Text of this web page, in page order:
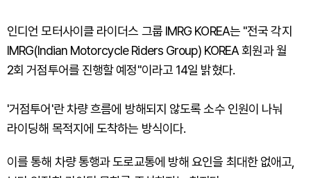
인디언 모터사이클 라이더스 그룹 IMRG KOREA는 "전국 각지
IMRG(Indian Motorcycle Riders Group) KOREA 회원과 월
2회 거점투어를 진행할 예정"이라고 14일 밝혔다.
'거점투어'란 차량 흐름에 방해되지 않도록 소수 인원이 나눠
라이딩해 목적지에 도착하는 방식이다.
이를 통해 차량 통행과 도로교통에 방해 요인을 최대한 없애고,